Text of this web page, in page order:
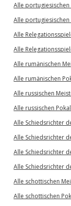
Alle
Alle
Alle
Alle
Alle rumänischen
Alle rumänischen
Alle russischen
Alle russischen
Alle Schiedsrichter
Alle Schiedsrichter
Alle Schiedsrichter
Alle Schiedsrichter
Alle schottischen
Alle schottischen